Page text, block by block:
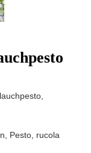
Pesto, rucola